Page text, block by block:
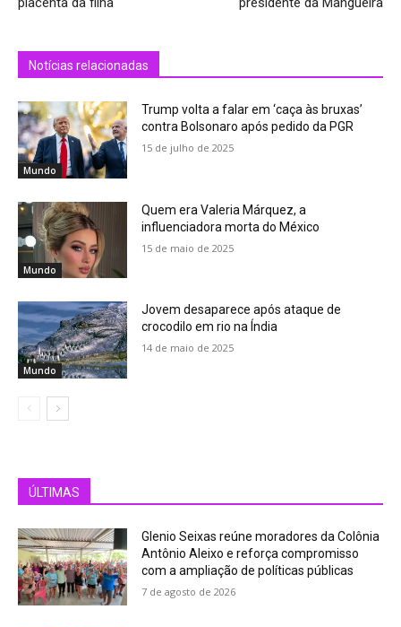
Notícias relacionadas
Mundo
Trump volta a falar em ‘caça às bruxas’
contra Bolsonaro após pedido da PGR
15 de julho de 2025
Mundo
Quem era Valeria Márquez, a
influenciadora morta do México
15 de maio de 2025
Mundo
Jovem desaparece após ataque de
crocodilo em rio na Índia
14 de maio de 2025
ÚLTIMAS
Glenio Seixas reúne moradores da Colônia
Antônio Aleixo e reforça compromisso
com a ampliação de políticas públicas
7 de agosto de 2026